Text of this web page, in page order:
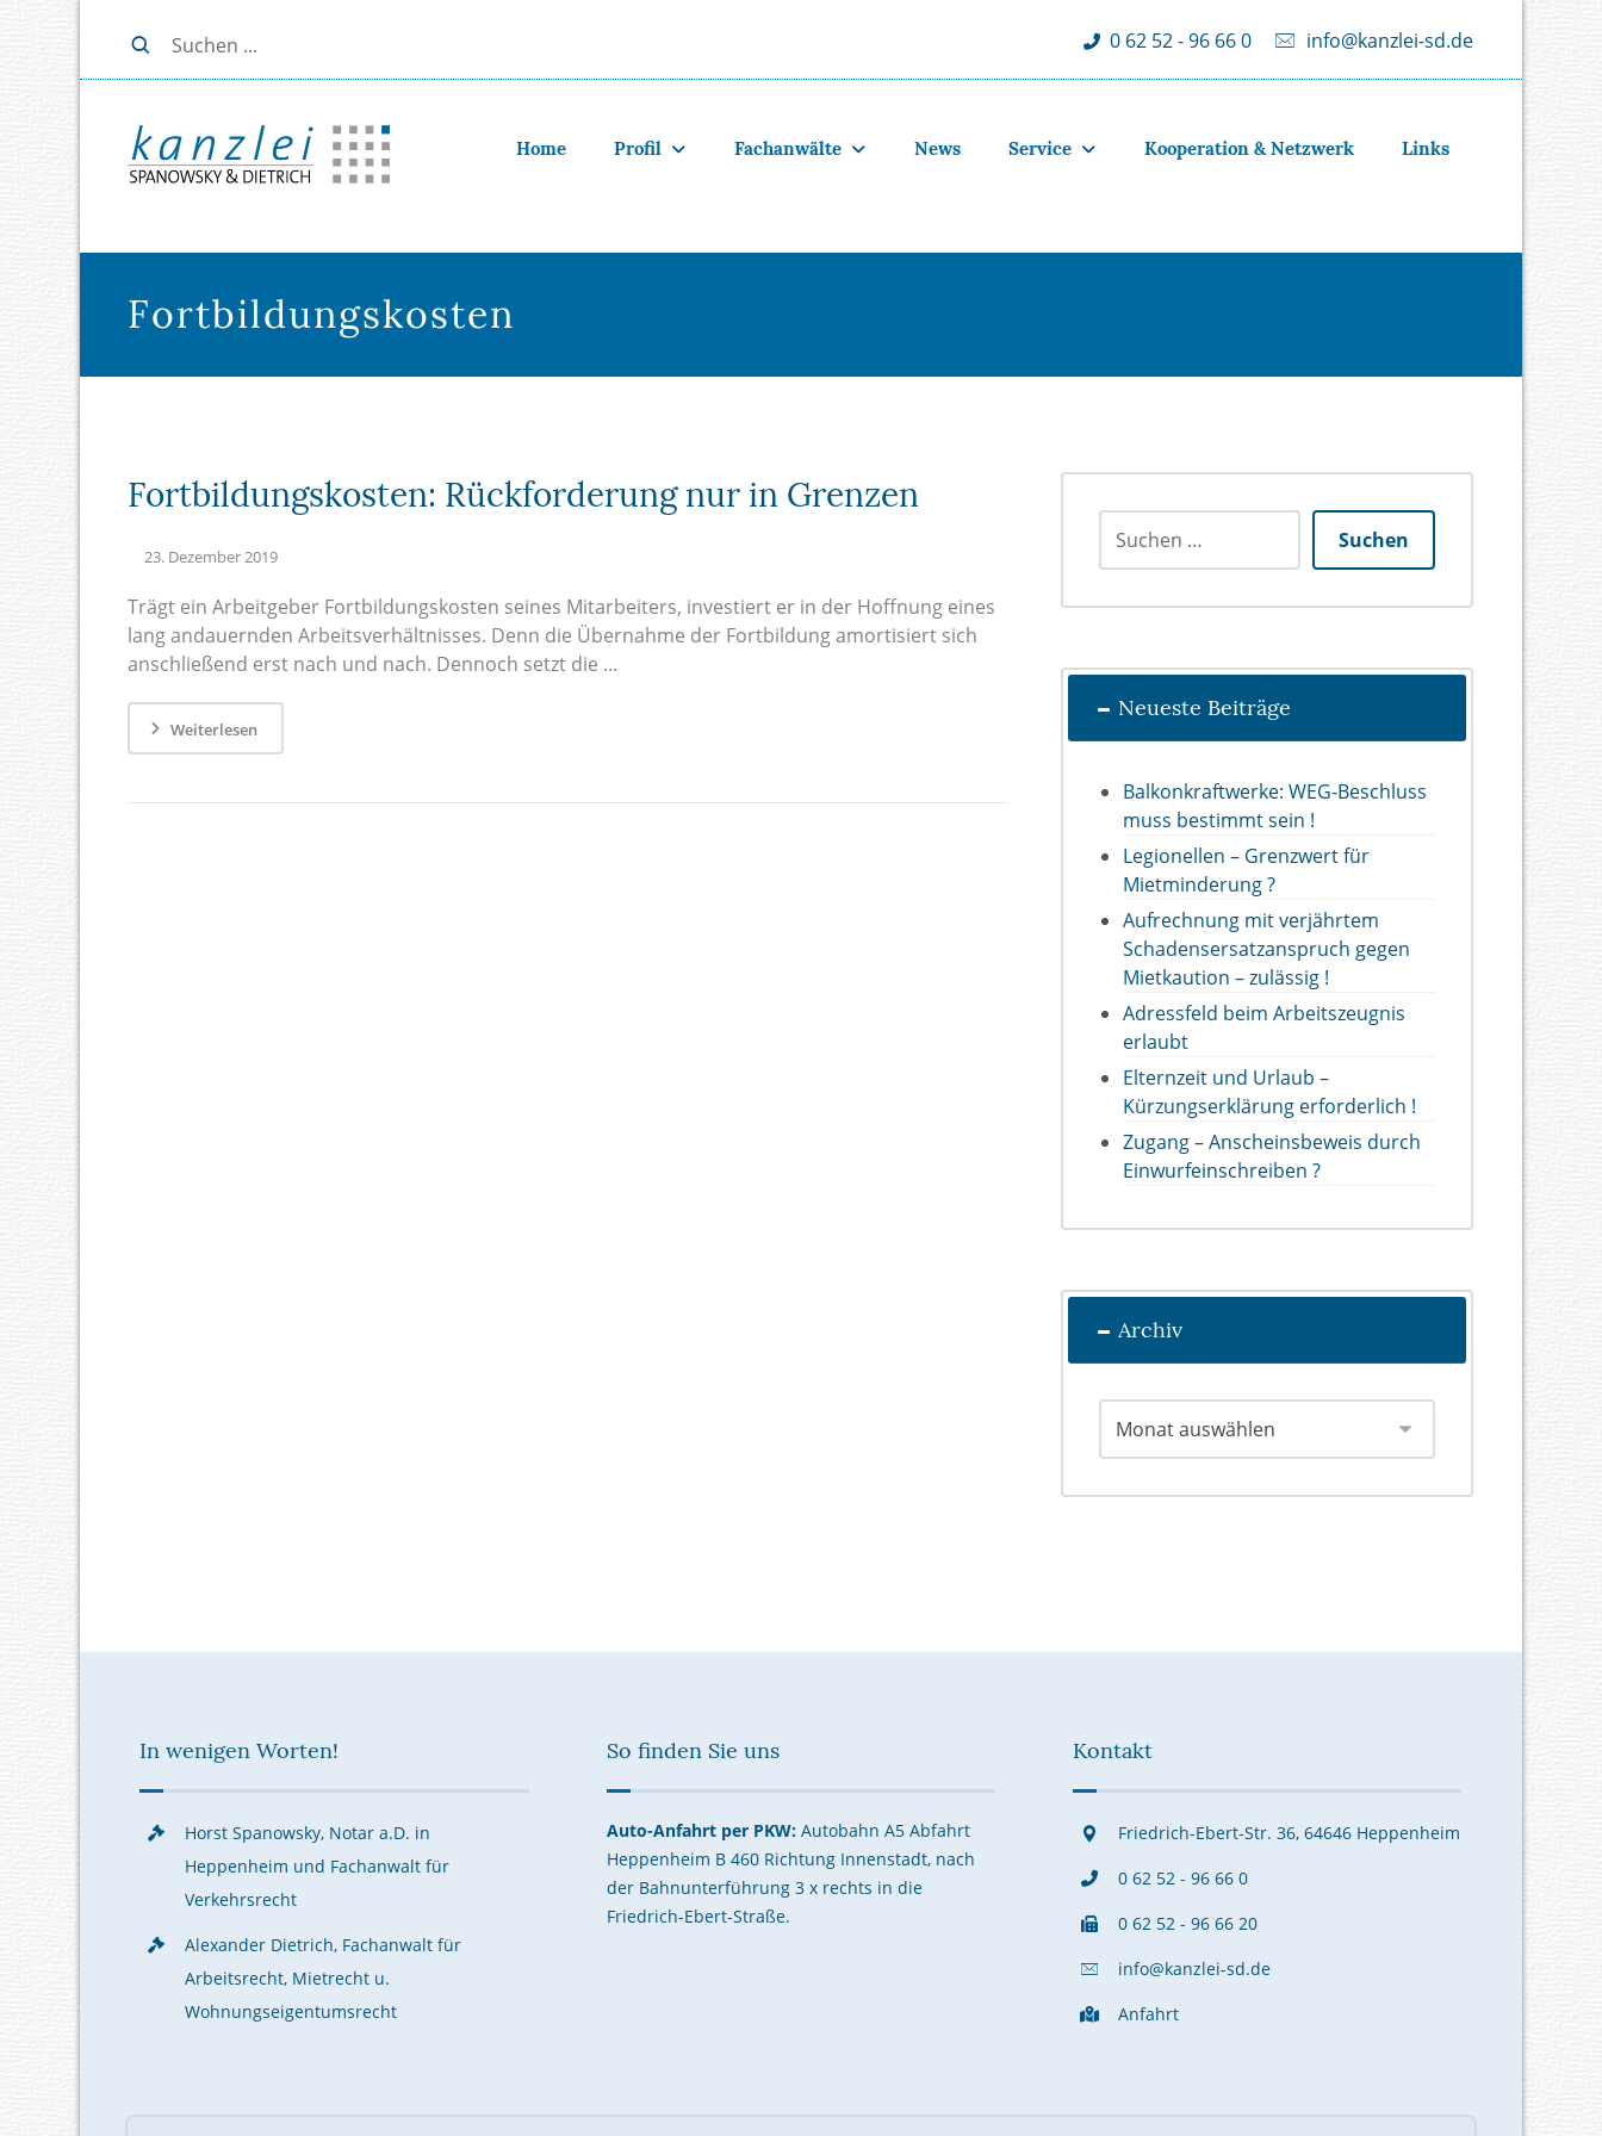
info@kanzlei-sd.de
0 62 52 - 96 66 0
Home Profil Fachanwälte News Service Kooperation & Netzwerk Links
Fortbildungskosten
Fortbildungskosten: Rückforderung nur in Grenzen
23. Dezember 2019
Trägt ein Arbeitgeber Fortbildungskosten seines Mitarbeiters, investiert er in der Hoffnung eines
lang andauernden Arbeitsverhältnisses. Denn die Übernahme der Fortbildung amortisiert sich
anschließend erst nach und nach. Dennoch setzt die ...
Weiterlesen
Suchen
Neueste Beiträge
Balkonkraftwerke: WEG-Beschluss
muss bestimmt sein !
Legionellen – Grenzwert für
Mietminderung ?
Aufrechnung mit verjährtem
Schadensersatzanspruch gegen
Mietkaution – zulässig !
Adressfeld beim Arbeitszeugnis
erlaubt
Elternzeit und Urlaub –
Kürzungserklärung erforderlich !
Zugang – Anscheinsbeweis durch
Einwurfeinschreiben ?
Archiv
In wenigen Worten!
Horst Spanowsky, Notar a.D. in
Heppenheim und Fachanwalt für
Verkehrsrecht
Alexander Dietrich, Fachanwalt für
Arbeitsrecht, Mietrecht u.
Wohnungseigentumsrecht
So finden Sie uns
Auto-Anfahrt per PKW:Autobahn A5 Abfahrt
Heppenheim B 460 Richtung Innenstadt, nach
der Bahnunterführung 3 x rechts in die
Friedrich-Ebert-Straße.
Kontakt
Friedrich-Ebert-Str. 36, 64646 Heppenheim
0 62 52 - 96 66 0
0 62 52 - 96 66 20
info@kanzlei-sd.de
Anfahrt